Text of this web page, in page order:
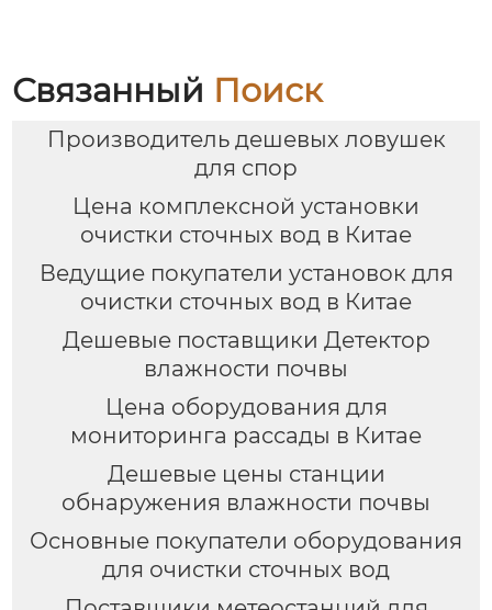
Связанный Поиск
Производитель дешевых ловушек
для спор
Цена комплексной установки
очистки сточных вод в Китае
Ведущие покупатели установок для
очистки сточных вод в Китае
Дешевые поставщики Детектор
влажности почвы
Цена оборудования для
мониторинга рассады в Китае
Дешевые цены станции
обнаружения влажности почвы
Основные покупатели оборудования
для очистки сточных вод